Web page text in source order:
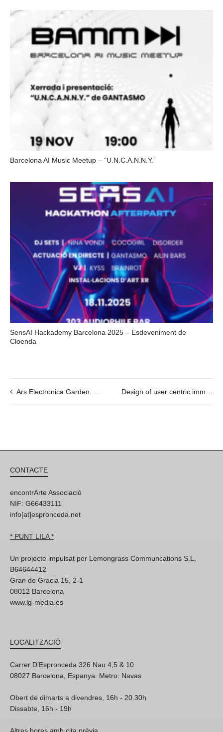
Barcelona AI Music Meetup – “U.N.C.A.N.N.Y.”
SensAI Hackademy Barcelona 2025 – Esdeveniment de
Cloenda
Ars Electronica Garden. Barcelona Solar Orchard Garden
CONTACTE
encontrArte Associació
NIF: G66433111
info[at]espronceda.net
* PUNT LILA *
Un projecte impulsat per Lemongrass Communcations S.L,
B64644412
Gran de Gracia 15, 2-1
08012 Barcelona
www.lg-media.es
LOCALITZACIÓ
Carrer D'Espronceda 326 Nau 4,5 & 10
08027 Barcelona, Espanya. Metro: Navas
Obert de dimarts a divendres, 16h - 20.30h
Dissabte, 16h - 19h